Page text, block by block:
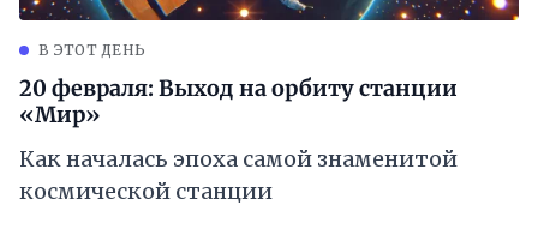
В ЭТОТ ДЕНЬ
20 февраля: Выход на орбиту станции
«Мир»
Как началась эпоха самой знаменитой
космической станции